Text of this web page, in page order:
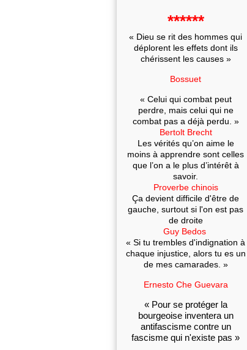
******
« Dieu se rit des hommes qui
déplorent les effets dont ils
chérissent les causes »
Bossuet
« Celui qui combat peut
perdre, mais celui qui ne
combat pas a déjà perdu. »
Bertolt Brecht
Les vérités qu’on aime le
moins à apprendre sont celles
que l’on a le plus d’intérêt à
savoir.
Proverbe chinois
Ça devient difficile d'être de
gauche, surtout si l'on est pas
de droite
Guy Bedos
« Si tu trembles d'indignation à
chaque injustice, alors tu es un
de mes camarades. »
Ernesto Che Guevara
« Pour se protéger la
bourgeoise inventera un
antifascisme contre un
fascisme qui n'existe pas »